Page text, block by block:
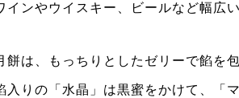
インやウイスキー、ビールなど幅広
餅は、もっちりとしたゼリーで餡を
入りの「水晶」は黒蜜をかけて、「